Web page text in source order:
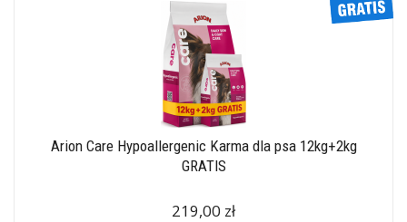
Arion Care Hypoallergenic Karma dla psa 12kg+2kg
GRATIS
219,00 zł